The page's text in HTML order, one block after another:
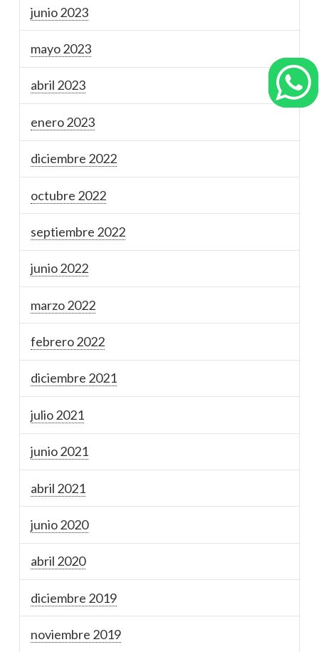
junio 2023
mayo 2023
abril 2023
enero 2023
diciembre 2022
octubre 2022
septiembre 2022
junio 2022
marzo 2022
febrero 2022
diciembre 2021
julio 2021
junio 2021
abril 2021
junio 2020
abril 2020
diciembre 2019
noviembre 2019